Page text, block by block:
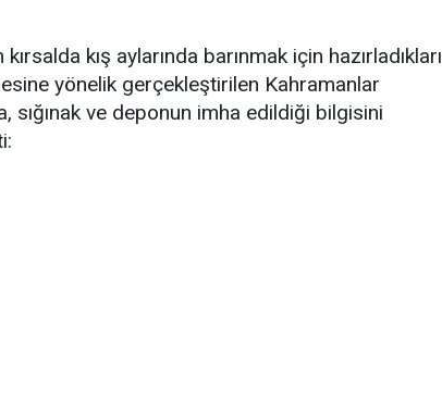
kış aylarında barınmak için hazırladıkları
yönelik gerçekleştirilen Kahramanlar
ve deponun imha edildiği bilgisini